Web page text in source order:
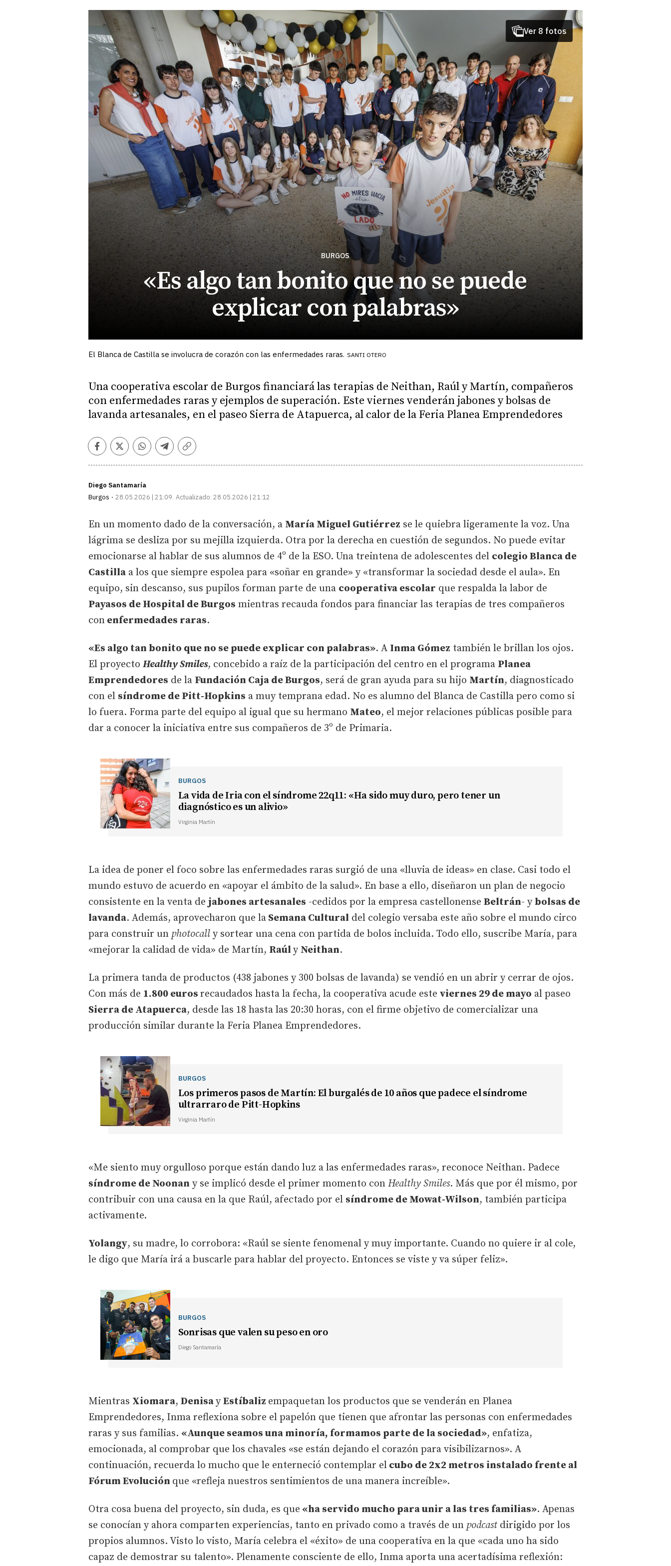
BURGOS
«Es algo tan bonito que no se puede
explicar con palabras»
Ver 8 fotos
El Blanca de Castilla se involucra de corazón con las enfermedades raras. SANTI OTERO
Una cooperativa escolar de Burgos financiará las terapias de Neithan, Raúl y Martín, compañeros
con enfermedades raras y ejemplos de superación. Este viernes venderán jabones y bolsas de
lavanda artesanales, en el paseo Sierra de Atapuerca, al calor de la Feria Planea Emprendedores
Facebook
TwitterWhatsapp
Telegram
Copiar
Diego Santamaría
Burgos
28.05.2026 | 21:09 Actualizado: 28.05.2026 | 21:12
En un momento dado de la conversación, a María Miguel Gutiérrez se le quiebra ligeramente la voz. Una
lágrima se desliza por su mejilla izquierda. Otra por la derecha en cuestión de segundos. No puede evitar
emocionarse al hablar de sus alumnos de 4º de la ESO. Una treintena de adolescentes del colegio Blanca de
Castilla a los que siempre espolea para «soñar en grande» y «transformar la sociedad desde el aula». En
equipo, sin descanso, sus pupilos forman parte de una cooperativa escolar que respalda la labor de
Payasos de Hospital de Burgos mientras recauda fondos para financiar las terapias de tres compañeros
con enfermedades raras.
«Es algo tan bonito que no se puede explicar con palabras». A Inma Gómez también le brillan los ojos.
El proyecto Healthy Smiles, concebido a raíz de la participación del centro en el programa Planea
Emprendedores de la Fundación Caja de Burgos, será de gran ayuda para su hijo Martín, diagnosticado
con el síndrome de Pitt-Hopkins a muy temprana edad. No es alumno del Blanca de Castilla pero como si
lo fuera. Forma parte del equipo al igual que su hermano Mateo, el mejor relaciones públicas posible para
dar a conocer la iniciativa entre sus compañeros de 3º de Primaria.
BURGOS
La vida de Iria con el síndrome 22q11: «Ha sido muy duro, pero tener un
diagnóstico es un alivio»
Virginia Martín
La idea de poner el foco sobre las enfermedades raras surgió de una «lluvia de ideas» en clase. Casi todo el
mundo estuvo de acuerdo en «apoyar el ámbito de la salud». En base a ello, diseñaron un plan de negocio
consistente en la venta de jabones artesanales -cedidos por la empresa castellonense Beltrán- y bolsas de
lavanda. Además, aprovecharon que la Semana Cultural del colegio versaba este año sobre el mundo circo
para construir un photocall y sortear una cena con partida de bolos incluida. Todo ello, suscribe María, para
«mejorar la calidad de vida» de Martín, Raúl y Neithan.
La primera tanda de productos (438 jabones y 300 bolsas de lavanda) se vendió en un abrir y cerrar de ojos.
Con más de 1.800 euros recaudados hasta la fecha, la cooperativa acude este viernes 29 de mayo al paseo
Sierra de Atapuerca, desde las 18 hasta las 20:30 horas, con el firme objetivo de comercializar una
producción similar durante la Feria Planea Emprendedores.
BURGOS
Los primeros pasos de Martín: El burgalés de 10 años que padece el síndrome
ultrarraro de Pitt-Hopkins
Virginia Martín
«Me siento muy orgulloso porque están dando luz a las enfermedades raras», reconoce Neithan. Padece
síndrome de Noonan y se implicó desde el primer momento con Healthy Smiles. Más que por él mismo, por
contribuir con una causa en la que Raúl, afectado por el síndrome de Mowat-Wilson, también participa
activamente.
Yolangy, su madre, lo corrobora: «Raúl se siente fenomenal y muy importante. Cuando no quiere ir al cole,
le digo que María irá a buscarle para hablar del proyecto. Entonces se viste y va súper feliz».
BURGOS
Sonrisas que valen su peso en oro
Diego Santamaría
Mientras Xiomara, DenisayEstíbaliz empaquetan los productos que se venderán en Planea
Emprendedores, Inma reflexiona sobre el papelón que tienen que afrontar las personas con enfermedades
raras y sus familias. «Aunque seamos una minoría, formamos parte de la sociedad», enfatiza,
emocionada, al comprobar que los chavales «se están dejando el corazón para visibilizarnos». A
continuación, recuerda lo mucho que le enterneció contemplar el cubo de 2x2 metros instalado frente al
Fórum Evolución que «refleja nuestros sentimientos de una manera increíble».
Otra cosa buena del proyecto, sin duda, es que «ha servido mucho para unir a las tres familias». Apenas
se conocían y ahora comparten experiencias, tanto en privado como a través de un podcast dirigido por los
propios alumnos. Visto lo visto, María celebra el «éxito» de una cooperativa en la que «cada uno ha sido
capaz de demostrar su talento». Plenamente consciente de ello, Inma aporta una acertadísima reflexión: